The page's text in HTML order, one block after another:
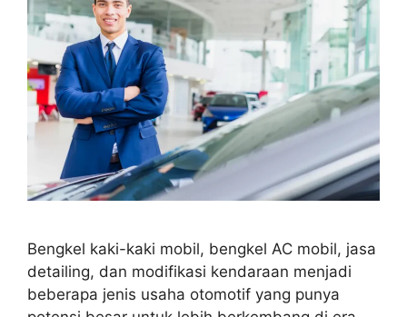
Bengkel kaki-kaki mobil, bengkel AC mobil, jasa
detailing, dan modifikasi kendaraan menjadi
beberapa jenis usaha otomotif yang punya